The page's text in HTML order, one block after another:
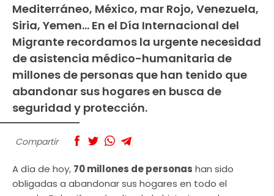
Mediterráneo, México, mar Rojo, Venezuela,
Siria, Yemen… En el Día Internacional del
Migrante recordamos la urgente necesidad
de asistencia médico-humanitaria de
millones de personas que han tenido que
abandonar sus hogares en busca de
seguridad y protección.
Compartir
A día de hoy, 70 millones de personas han sido
obligadas a abandonar sus hogares en todo el